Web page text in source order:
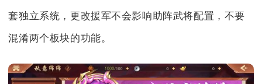
套独立系统，更改援军不会影响助阵武将配置，不要
混淆两个板块的功能。